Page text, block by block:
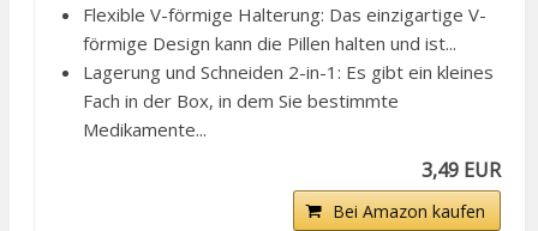
Flexible V-förmige Halterung: Das einzigartige V-
förmige Design kann die Pillen halten und ist...
Lagerung und Schneiden 2-in-1: Es gibt ein kleines
Fach in der Box, in dem Sie bestimmte
Medikamente...
3,49 EUR
Bei Amazon kaufen